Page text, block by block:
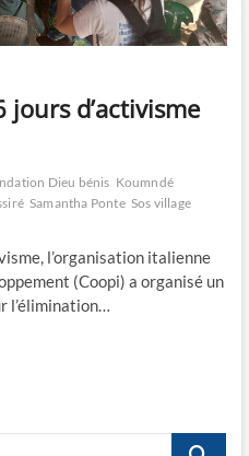
jours d’activisme
Dieu bénis Koumndé
Samantha Ponte Sos village
l’organisation italienne
(Coopi) a organisé un
l’élimination…
Recherche